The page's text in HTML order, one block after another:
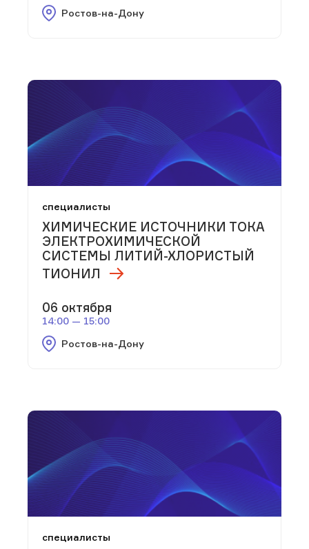
Ростов-на-Дону
специалисты
ХИМИЧЕСКИЕ ИСТОЧНИКИ ТОКА
ЭЛЕКТРОХИМИЧЕСКОЙ
СИСТЕМЫ ЛИТИЙ-ХЛОРИСТЫЙ
ТИОНИЛ
06 октября
14:00 — 15:00
Ростов-на-Дону
специалисты